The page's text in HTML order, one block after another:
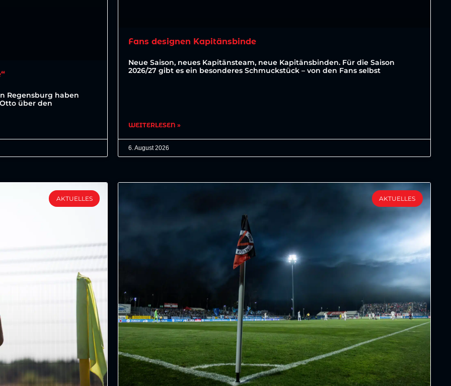
Regensburg haben
über den
Fans designen Kapitänsbinde
Neue Saison, neues Kapitänsteam, neue Kapitänsbinden. Für die Saison
2026/27 gibt es ein besonderes Schmuckstück – von den Fans selbst
WEITERLESEN »
6. August 2026
AKTUELLES AKTUELLES